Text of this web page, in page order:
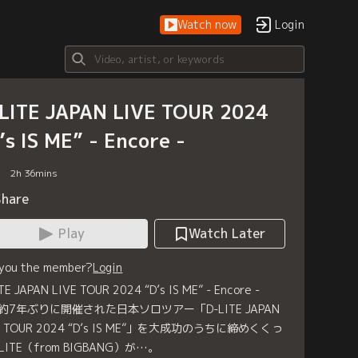
Watch now Login
JAPAN LIVE TOUR 2024
IS ME” - Encore -
2h 36mins
Play
Watch Later
the member?Login
JAPAN LIVE TOUR 2024 “D’s IS ME” - Encore -
7年ぶりに開催された日本ソロツアー「D-LITE JAPAN
2024 “D’s IS ME”」を大成功のうちに締めくくっ
（from BIGBANG）が…。